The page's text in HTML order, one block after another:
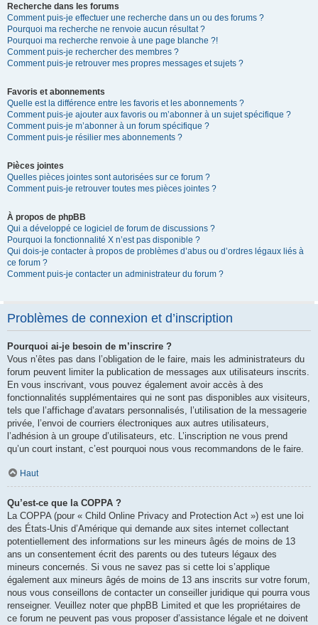
Recherche dans les forums
Comment puis-je effectuer une recherche dans un ou des forums ?
Pourquoi ma recherche ne renvoie aucun résultat ?
Pourquoi ma recherche renvoie à une page blanche ?!
Comment puis-je rechercher des membres ?
Comment puis-je retrouver mes propres messages et sujets ?
Favoris et abonnements
Quelle est la différence entre les favoris et les abonnements ?
Comment puis-je ajouter aux favoris ou m’abonner à un sujet spécifique ?
Comment puis-je m’abonner à un forum spécifique ?
Comment puis-je résilier mes abonnements ?
Pièces jointes
Quelles pièces jointes sont autorisées sur ce forum ?
Comment puis-je retrouver toutes mes pièces jointes ?
À propos de phpBB
Qui a développé ce logiciel de forum de discussions ?
Pourquoi la fonctionnalité X n’est pas disponible ?
Qui dois-je contacter à propos de problèmes d’abus ou d’ordres légaux liés à
ce forum ?
Comment puis-je contacter un administrateur du forum ?
Problèmes de connexion et d’inscription
Pourquoi ai-je besoin de m’inscrire ?
Vous n’êtes pas dans l’obligation de le faire, mais les administrateurs du
forum peuvent limiter la publication de messages aux utilisateurs inscrits.
En vous inscrivant, vous pouvez également avoir accès à des
fonctionnalités supplémentaires qui ne sont pas disponibles aux visiteurs,
tels que l’affichage d’avatars personnalisés, l’utilisation de la messagerie
privée, l’envoi de courriers électroniques aux autres utilisateurs,
l’adhésion à un groupe d’utilisateurs, etc. L’inscription ne vous prend
qu’un court instant, c’est pourquoi nous vous recommandons de le faire.
Haut
Qu’est-ce que la COPPA ?
La COPPA (pour « Child Online Privacy and Protection Act ») est une loi
des États-Unis d’Amérique qui demande aux sites internet collectant
potentiellement des informations sur les mineurs âgés de moins de 13
ans un consentement écrit des parents ou des tuteurs légaux des
mineurs concernés. Si vous ne savez pas si cette loi s’applique
également aux mineurs âgés de moins de 13 ans inscrits sur votre forum,
nous vous conseillons de contacter un conseiller juridique qui pourra vous
renseigner. Veuillez noter que phpBB Limited et que les propriétaires de
ce forum ne peuvent pas vous proposer d’assistance légale et ne doivent